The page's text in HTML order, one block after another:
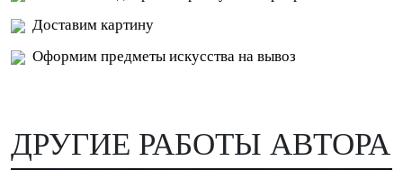
Доставим картину
Оформим предметы искусства на вывоз
ДРУГИЕ РАБОТЫ АВТОРА